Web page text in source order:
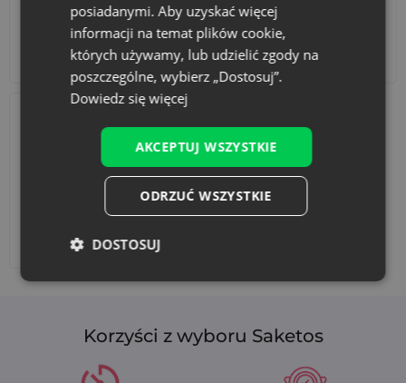
Akcesoria i dekoracje Zestawy
Dodaj nadruk
Korzyści z wyboru Saketos
posiadanymi. Aby uzyskać więcej
informacji na temat plików cookie,
których używamy, lub udzielić zgody na
poszczególne, wybierz „Dostosuj”.
Dowiedz się więcej
AKCEPTUJ WSZYSTKIE
ODRZUĆ WSZYSTKIE
DOSTOSUJ